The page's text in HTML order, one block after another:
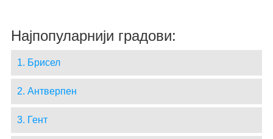
Најпопуларнији градови:
1. Брисел
2. Антверпен
3. Гент